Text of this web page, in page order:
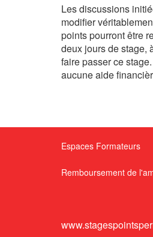
Les discussions
modifier
points pourront être
deux jours de stage,
faire passer ce
aucune aide
Espaces Formateurs
Remboursement de